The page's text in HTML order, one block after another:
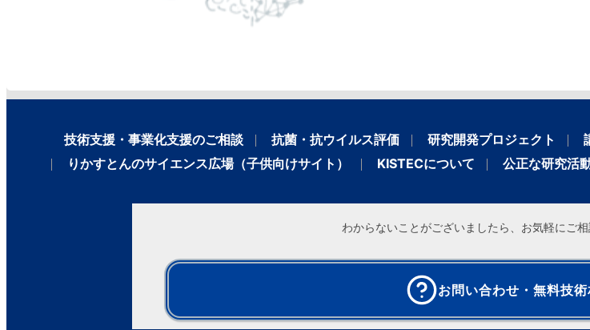
技術支援・事業化支援のご相談 抗菌・抗ウイルス評価 研究開発プロジェクト
りかすとんのサイエンス広場（子供向けサイト）
KISTECについて 公正な研究活
わからないことがございましたら、お気軽にご相
お問い合わせ・無料技